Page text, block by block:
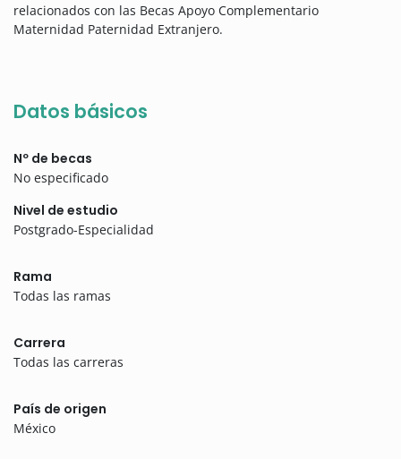
relacionados con las Becas Apoyo Complementario
Maternidad Paternidad Extranjero.
Datos básicos
Nº de becas
No especificado
Nivel de estudio
Postgrado-Especialidad
Rama
Todas las ramas
Carrera
Todas las carreras
País de origen
México